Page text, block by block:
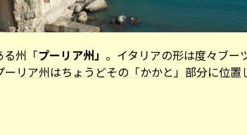
る州「プーリア州」 。イタリアの形は度々ブー
ーリア州はちょうどその「かかと」部分に位置